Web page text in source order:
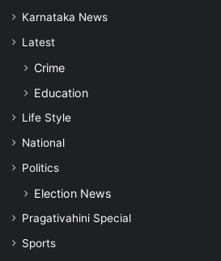
Karnataka News
Latest
Crime
Education
Life Style
National
Politics
Election News
Pragativahini Special
Sports